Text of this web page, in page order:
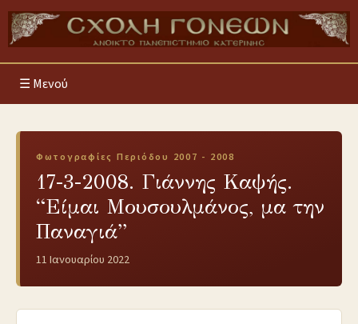
Μενού
Φωτογραφίες Περιόδου 2007 - 2008
17-3-2008. Γιάννης Καψής.
“Είμαι Μουσουλμάνος, μα την
Παναγιά”
11 Ιανουαρίου 2022